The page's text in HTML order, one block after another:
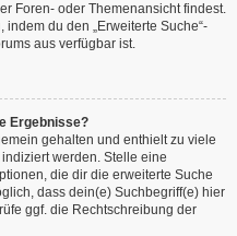
Foren- oder Themenansicht findest.
du den „Erweiterte Suche“-
aus verfügbar ist.
Ergebnisse?
gehalten und enthielt zu viele
werden. Stelle eine
die dir die erweiterte Suche
dass dein(e) Suchbegriff(e) hier
ggf. die Rechtschreibung der